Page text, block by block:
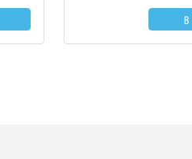
В